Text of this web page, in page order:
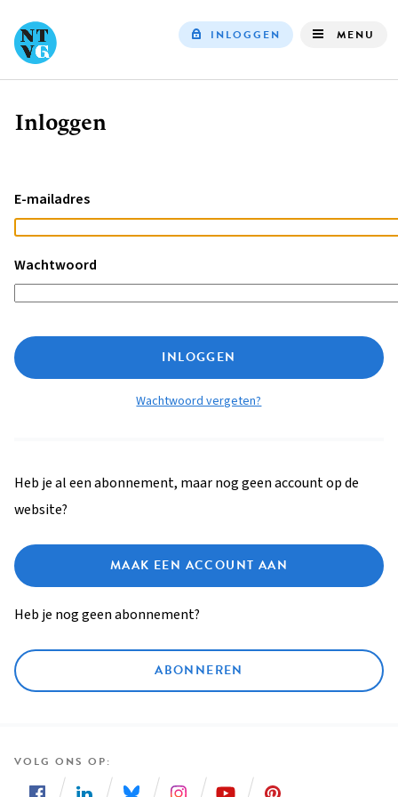
INLOGGEN MENU
Kruimelpad
Inloggen
E-mailadres
Wachtwoord
INLOGGEN
Wachtwoord vergeten?
Heb je al een abonnement, maar nog geen account op de
website?
MAAK EEN ACCOUNT AAN
Heb je nog geen abonnement?
ABONNEREN
VOLG ONS OP